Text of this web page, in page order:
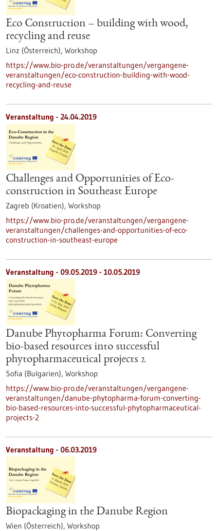
Eco Construction – building with wood,
recycling and reuse
Linz (Österreich), Workshop
https://www.bio-pro.de/veranstaltungen/vergangene-
veranstaltungen/eco-construction-building-with-wood-
recycling-and-reuse
Veranstaltung - 24.04.2019
Challenges and Opportunities of Eco-
construction in Southeast Europe
Zagreb (Kroatien), Workshop
https://www.bio-pro.de/veranstaltungen/vergangene-
veranstaltungen/challenges-and-opportunities-of-eco-
construction-in-southeast-europe
Veranstaltung - 09.05.2019 - 10.05.2019
Danube Phytopharma Forum: Converting
bio-based resources into successful
phytopharmaceutical projects 2
Sofia (Bulgarien), Workshop
https://www.bio-pro.de/veranstaltungen/vergangene-
veranstaltungen/danube-phytopharma-forum-converting-
bio-based-resources-into-successful-phytopharmaceutical-
projects-2
Veranstaltung - 06.03.2019
Biopackaging in the Danube Region
Wien (Österreich), Workshop